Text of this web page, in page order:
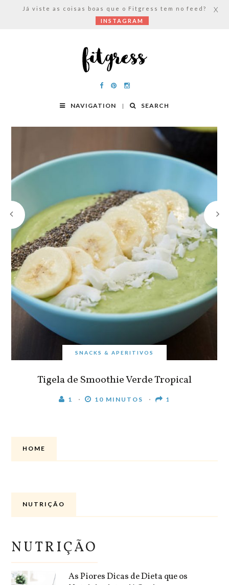
NAVIGATION SEARCH
SNACKS & APERITIVOS
Tigela de Smoothie Verde Tropical
1 10 MINUTOS 1
HOME
NUTRIÇÃO
NUTRIÇÃO
As Piores Dicas de Dieta que os
Já viste as coisas boas que o Fitgress tem no feed?
INSTAGRAM
X